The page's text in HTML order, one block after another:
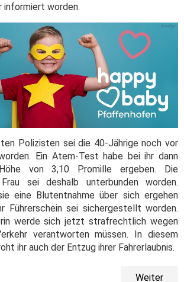
informiert worden.
Polizisten sei die 40-Jährige noch vor
Ein Atem-Test habe bei ihr dann
von 3,10 Promille ergeben. Die
sei deshalb unterbunden worden.
eine Blutentnahme über sich ergehen
Führerschein sei sichergestellt worden.
werde sich jetzt strafrechtlich wegen
verantworten müssen. In diesem
ihr auch der Entzug ihrer Fahrerlaubnis.
Weiter